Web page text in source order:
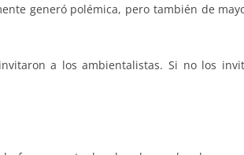
generó polémica, pero también de
a los ambientalistas. Si no los